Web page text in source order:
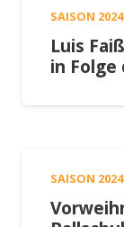
SAISON 2024
Luis
in Folge
SAISON 2024